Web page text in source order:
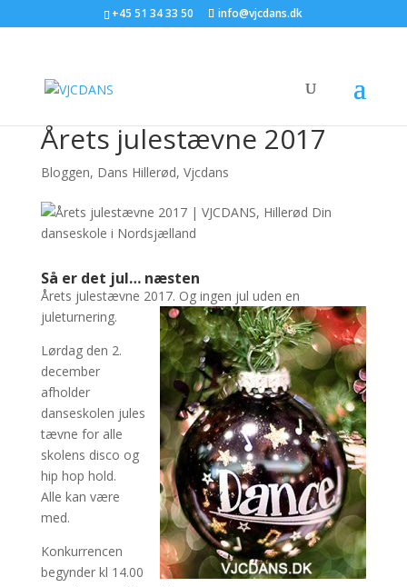
+45 51 34 33 50 info@vjcdans.dk
Årets julestævne 2017
Bloggen, Dans Hillerød, Vjcdans
Så er det jul… næsten
Årets julestævne 2017. Og ingen jul uden en
juleturnering.
Lørdag den 2.
december
afholder
danseskolen jules
tævne for alle
skolens disco og
hip hop hold.
Alle kan være
med.
Konkurrencen
begynder kl 14.00